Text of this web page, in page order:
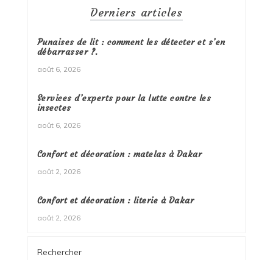
Derniers articles
Punaises de lit : comment les détecter et s’en
débarrasser ?.
août 6, 2026
Services d’experts pour la lutte contre les
insectes
août 6, 2026
Confort et décoration : matelas à Dakar
août 2, 2026
Confort et décoration : literie à Dakar
août 2, 2026
Rechercher